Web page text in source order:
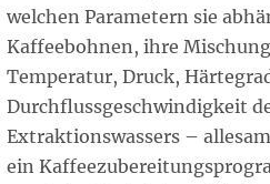
welchen Parametern sie
Kaffeebohnen, ihre
Temperatur, Druck,
Durchflussgeschwindigkeit
Extraktionswassers –
ein